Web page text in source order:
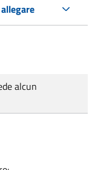
alcun